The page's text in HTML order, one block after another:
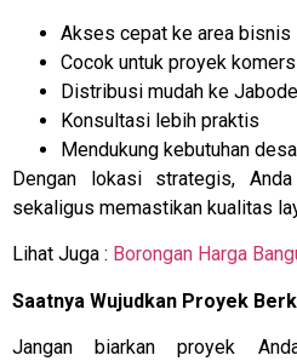
Akses cepat ke area bisnis
Cocok untuk proyek
Distribusi mudah ke
Konsultasi lebih praktis
Mendukung kebutuhan
Dengan lokasi strategis,
sekaligus memastikan kualitas
Lihat Juga : Borongan Harga
Saatnya Wujudkan Proyek
Jangan biarkan proyek